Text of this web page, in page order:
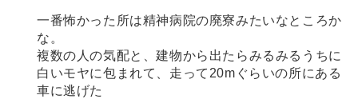
一番怖かった所は精神病院の廃寮みたいなところか
な。
複数の人の気配と、建物から出たらみるみるうちに
白いモヤに包まれて、走って20mぐらいの所にある
車に逃げた